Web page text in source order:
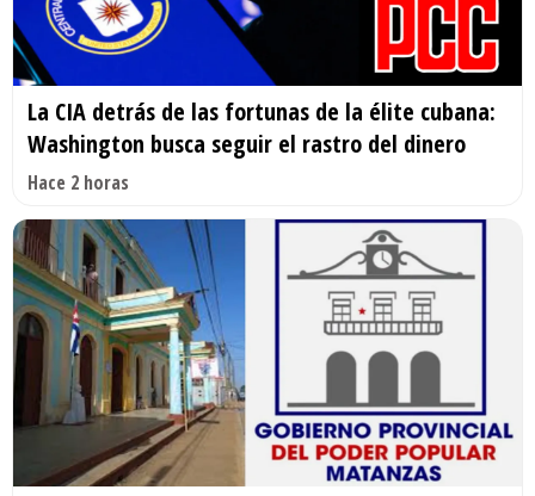
La CIA detrás de las fortunas de la élite cubana:
Washington busca seguir el rastro del dinero
Hace 2 horas